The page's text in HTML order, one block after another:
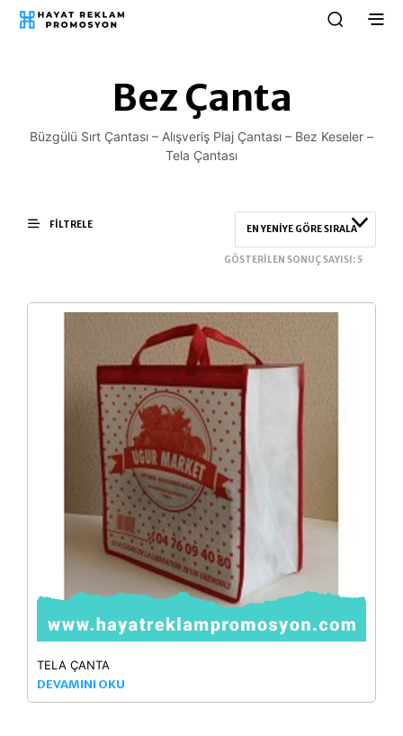
Bez Çanta
Büzgülü Sırt Çantası – Alışveriş Plaj Çantası – Bez Keseler –
Tela Çantası
FILTRELE EN YENIYE GÖRE SIRALA
GÖSTERILEN SONUÇ SAYISI: 5
TELA ÇANTA
DEVAMINI OKU